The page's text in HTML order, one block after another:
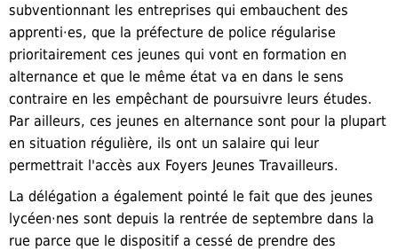
subventionnant les entreprises qui embauchent des
apprenti·es, que la préfecture de police régularise
prioritairement ces jeunes qui vont en formation en
alternance et que le même état va en dans le sens
contraire en les empêchant de poursuivre leurs études.
Par ailleurs, ces jeunes en alternance sont pour la plupart
en situation régulière, ils ont un salaire qui leur
permettrait l'accès aux Foyers Jeunes Travailleurs.
La délégation a également pointé le fait que des jeunes
lycéen·nes sont depuis la rentrée de septembre dans la
rue parce que le dispositif a cessé de prendre des